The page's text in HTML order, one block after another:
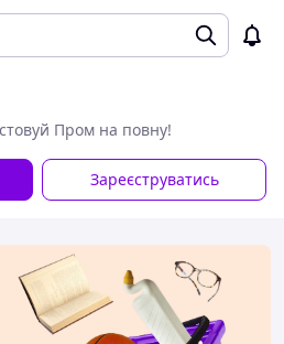
Пром на повну!
Зареєструватись